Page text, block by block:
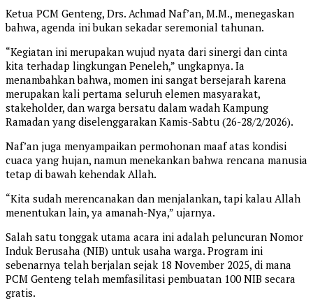
​Ketua PCM Genteng, Drs. Achmad Naf’an, M.M., menegaskan
bahwa, agenda ini bukan sekadar seremonial tahunan.
“Kegiatan ini merupakan wujud nyata dari sinergi dan cinta
kita terhadap lingkungan Peneleh,” ungkapnya. Ia
menambahkan bahwa, momen ini sangat bersejarah karena
merupakan kali pertama seluruh elemen masyarakat,
stakeholder, dan warga bersatu dalam wadah Kampung
Ramadan yang diselenggarakan Kamis-Sabtu (26-28/2/2026).
​Naf’an juga menyampaikan permohonan maaf atas kondisi
cuaca yang hujan, namun menekankan bahwa rencana manusia
tetap di bawah kehendak Allah.
“Kita sudah merencanakan dan menjalankan, tapi kalau Allah
menentukan lain, ya amanah-Nya,” ujarnya.
​Salah satu tonggak utama acara ini adalah peluncuran Nomor
Induk Berusaha (NIB) untuk usaha warga. Program ini
sebenarnya telah berjalan sejak 18 November 2025, di mana
PCM Genteng telah memfasilitasi pembuatan 100 NIB secara
gratis.